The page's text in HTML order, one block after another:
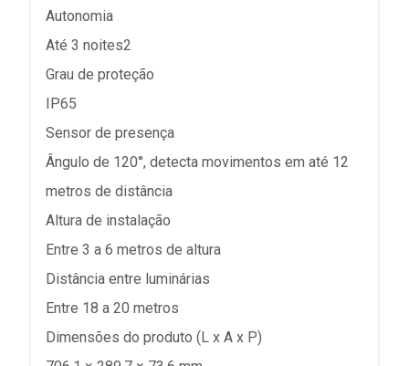
Autonomia
Até 3 noites2
Grau de proteção
IP65
Sensor de presença
Ângulo de 120°, detecta movimentos em até 12
metros de distância
Altura de instalação
Entre 3 a 6 metros de altura
Distância entre luminárias
Entre 18 a 20 metros
Dimensões do produto (L x A x P)